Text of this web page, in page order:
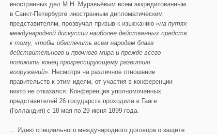
иностранных дел М.Н. Муравьёвым всем аккредитованным
в Санкт-Петербурге иностранным дипломатическим
представителям, прозвучал призыв к изысканию «на путях
международной дискуссии наиболее действенных средств
к тому, чтобы обеспечить всем народам блага
действительного и прочного мира и прежде всего —
положить конец прогрессирующему развитию
вооружений». Несмотря на различное отношение
правительств к этим идеям, от участия в конференции
никто не отказался. Конференция уполномоченных
представителей 26 государств проходила в Гааге
(Голландия) с 18 мая по 29 июня 1899 года.
... Идею специального международного договора о защите